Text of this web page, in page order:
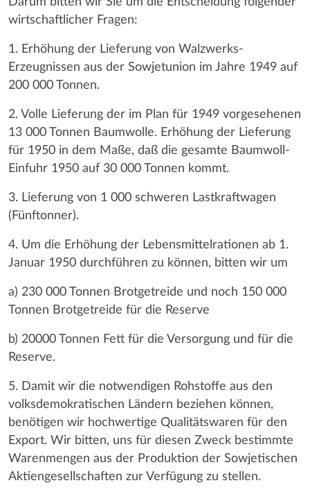
wirtschaftlicher Fragen:
1. Erhöhung der Lieferung von Walzwerks-
Erzeugnissen aus der Sowjetunion im Jahre 1949 auf
200 000 Tonnen.
2. Volle Lieferung der im Plan für 1949 vorgesehenen
13 000 Tonnen Baumwolle. Erhöhung der Lieferung
für 1950 in dem Maße, daß die gesamte Baumwoll-
Einfuhr 1950 auf 30 000 Tonnen kommt.
3. Lieferung von 1 000 schweren Lastkraftwagen
(Fünftonner).
4. Um die Erhöhung der Lebensmittelrationen ab 1.
Januar 1950 durchführen zu können, bitten wir um
a) 230 000 Tonnen Brotgetreide und noch 150 000
Tonnen Brotgetreide für die Reserve
b) 20000 Tonnen Fett für die Versorgung und für die
Reserve.
5. Damit wir die notwendigen Rohstoffe aus den
volksdemokratischen Ländern beziehen können,
benötigen wir hochwertige Qualitätswaren für den
Export. Wir bitten, uns für diesen Zweck bestimmte
Warenmengen aus der Produktion der Sowjetischen
Aktiengesellschaften zur Verfügung zu stellen.